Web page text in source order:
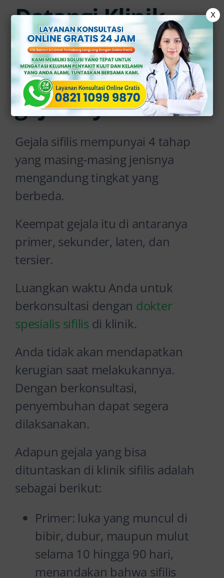
Datangi Klinik
Sifilis Terdekat
untuk Mengatasi
gejalanya
Gejala sifilis mempunyai 4 tahap
yang masing-masing jenisnya
mengandung tingkat yang
berbeda.
Keempat gejala itu di antaranya
primer, sekunder, laten, dan
tersier.
Luangkan waktu Anda untuk
berkonsultasi dengan dokter
spesialis sifilis di klinik.
Anda tidak akan mendapatkan
kerugian saat melakukannya.
Dengan berkonsultasi,
penyembuhan dapat segera
dilaksanakan.
Adapun gejala yang bisa
dituntaskan di klinik sifilis adalah
sebagai berikut:
Primer: luka yang muncul di
bibir, dubur, maupun mulut
selama 10 hingga 90 hari,
menandakan bahwa sifilis
X